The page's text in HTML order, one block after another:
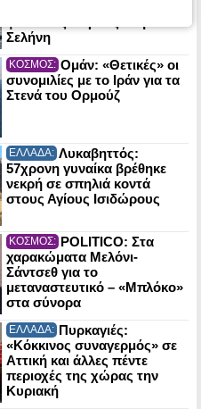
Σελήνη
ΚΟΣΜΟΣ: Ομάν: «Θετικές» οι
συνομιλίες με το Ιράν για τα
Στενά του Ορμούζ
ΕΛΛΑΔΑ: Λυκαβηττός:
57χρονη γυναίκα βρέθηκε
νεκρή σε σπηλιά κοντά
στους Αγίους Ισιδώρους
ΚΟΣΜΟΣ: POLITICO: Στα
χαρακώματα Μελόνι-
Σάντσεθ για το
μεταναστευτικό – «Μπλόκο»
στα σύνορα
ΕΛΛΑΔΑ: Πυρκαγιές:
«Κόκκινος συναγερμός» σε
Αττική και άλλες πέντε
περιοχές της χώρας την
Κυριακή